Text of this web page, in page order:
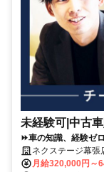
未経験可|中古
⏩️車の知識、経験ゼ
＋先輩同席で接客の
ネクステージ幕張
月給320,000円～